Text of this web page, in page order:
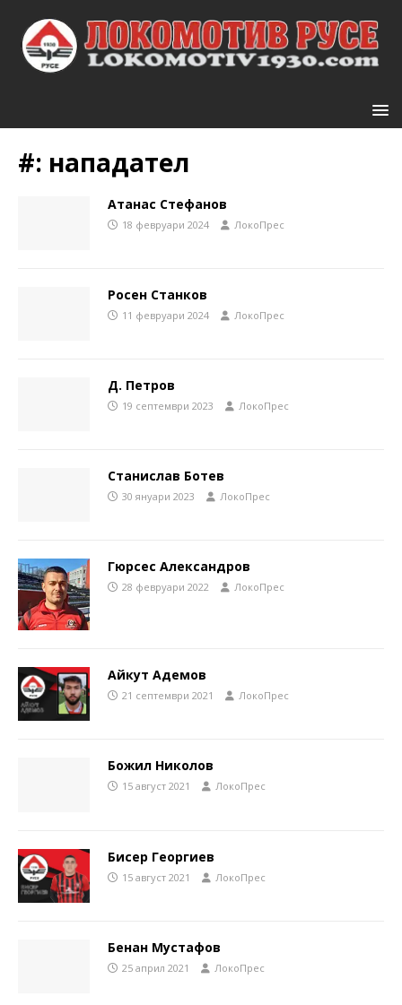
#: нападател
Атанас Стефанов
18 февруари 2024 ЛокоПрес
Росен Станков
11 февруари 2024 ЛокоПрес
Д. Петров
19 септември 2023 ЛокоПрес
Станислав Ботев
30 януари 2023 ЛокоПрес
Гюрсес Александров
28 февруари 2022 ЛокоПрес
Айкут Адемов
21 септември 2021 ЛокоПрес
Божил Николов
15 август 2021 ЛокоПрес
Бисер Георгиев
15 август 2021 ЛокоПрес
Бенан Мустафов
25 април 2021 ЛокоПрес